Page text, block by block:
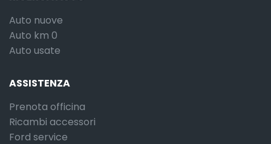
Auto nuove
Auto km 0
Auto usate
ASSISTENZA
Prenota officina
Ricambi accessori
Ford service